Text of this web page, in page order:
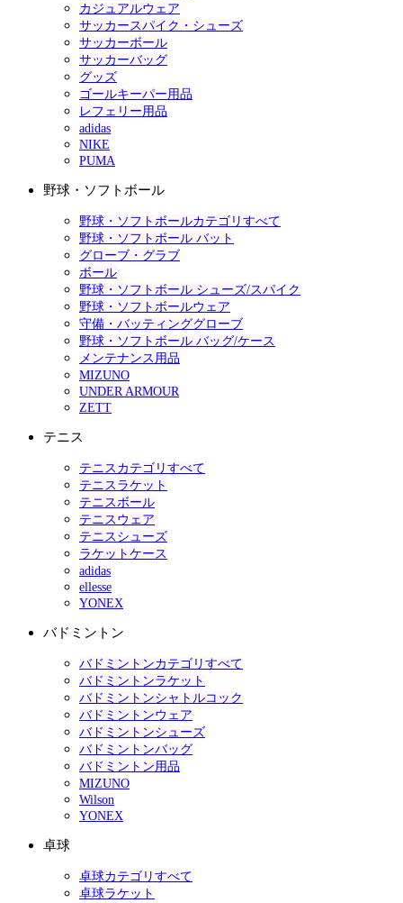
カジュアルウェア
サッカースパイク・シューズ
サッカーボール
サッカーバッグ
グッズ
ゴールキーパー用品
レフェリー用品
adidas
NIKE
PUMA
野球・ソフトボール
野球・ソフトボールカテゴリすべて
野球・ソフトボール バット
グローブ・グラブ
ボール
野球・ソフトボール シューズ/スパイク
野球・ソフトボールウェア
守備・バッティンググローブ
野球・ソフトボール バッグ/ケース
メンテナンス用品
MIZUNO
UNDER ARMOUR
ZETT
テニス
テニスカテゴリすべて
テニスラケット
テニスボール
テニスウェア
テニスシューズ
ラケットケース
adidas
ellesse
YONEX
バドミントン
バドミントンカテゴリすべて
バドミントンラケット
バドミントンシャトルコック
バドミントンウェア
バドミントンシューズ
バドミントンバッグ
バドミントン用品
MIZUNO
Wilson
YONEX
卓球
卓球カテゴリすべて
卓球ラケット